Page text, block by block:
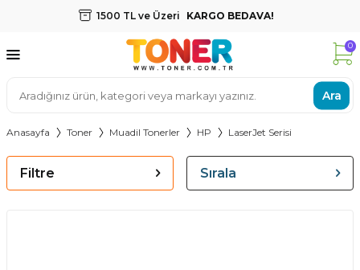
1500 TL ve Üzeri KARGO BEDAVA!
Ara
0
Anasayfa Toner Muadil Tonerler HP LaserJet Serisi
Filtre Sırala